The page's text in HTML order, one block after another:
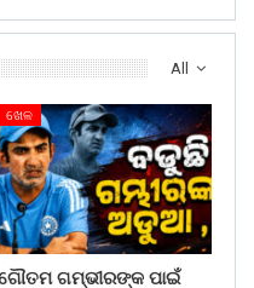
All
ଖେଳ
ଗମ୍ଭୀରଙ୍କ ପାଇଁ